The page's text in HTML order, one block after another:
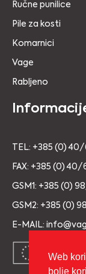
Ručne punilice
Pile za kosti
Komarnici
Vage
Rabljeno
TEL: +385 (0)
FAX: +385 (0) 40/
GSM1: +385 (0)
GSM2: +385 (0)
E-MAIL:
Web
bolje